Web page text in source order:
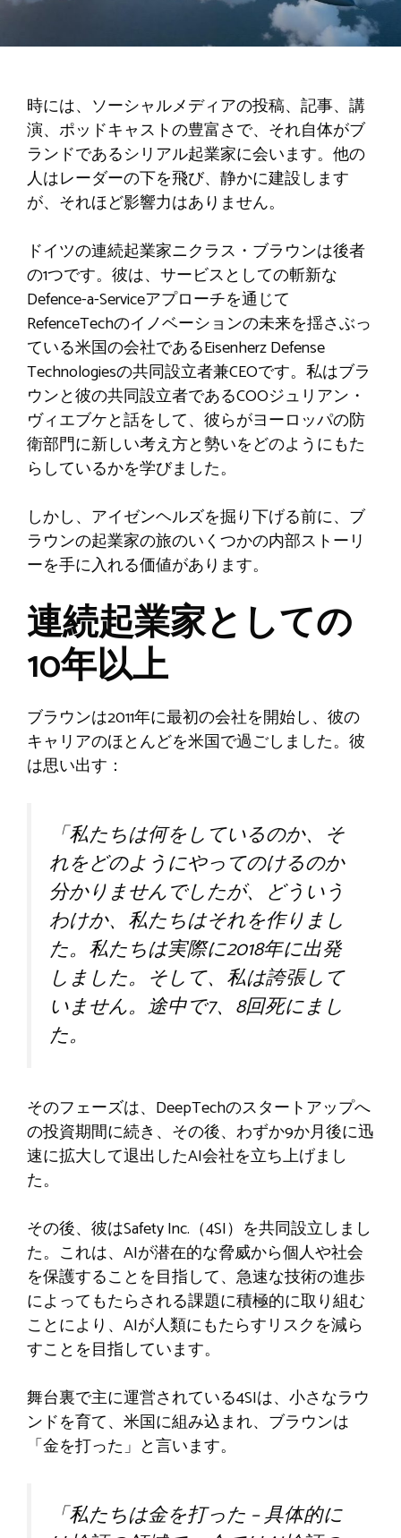
時には、ソーシャルメディアの投稿、記事、講
演、ポッドキャストの豊富さで、それ自体がブ
ランドであるシリアル起業家に会います。他の
人はレーダーの下を飛び、静かに建設します
が、それほど影響力はありません。
ドイツの連続起業家ニクラス・ブラウンは後者
の1つです。彼は、サービスとしての斬新な
Defence-a-Serviceアプローチを通じて
RefenceTechのイノベーションの未来を揺さぶっ
ている米国の会社であるEisenherz Defense
Technologiesの共同設立者兼CEOです。私はブラ
ウンと彼の共同設立者であるCOOジュリアン・
ヴィエブケと話をして、彼らがヨーロッパの防
衛部門に新しい考え方と勢いをどのようにもた
らしているかを学びました。
しかし、アイゼンヘルズを掘り下げる前に、ブ
ラウンの起業家の旅のいくつかの内部ストーリ
ーを手に入れる価値があります。
連続起業家としての
10年以上
ブラウンは2011年に最初の会社を開始し、彼の
キャリアのほとんどを米国で過ごしました。彼
は思い出す：
「私たちは何をしているのか、そ
れをどのようにやってのけるのか
分かりませんでしたが、どういう
わけか、私たちはそれを作りまし
た。私たちは実際に2018年に出発
しました。そして、私は誇張して
いません。途中で7、8回死にまし
た。
そのフェーズは、DeepTechのスタートアップへ
の投資期間に続き、その後、わずか9か月後に迅
速に拡大して退出したAI会社を立ち上げまし
た。
その後、彼はSafety Inc.（4SI）を共同設立しまし
た。これは、AIが潜在的な脅威から個人や社会
を保護することを目指して、急速な技術の進歩
によってもたらされる課題に積極的に取り組む
ことにより、AIが人類にもたらすリスクを減ら
すことを目指しています。
舞台裏で主に運営されている4SIは、小さなラウ
ンドを育て、米国に組み込まれ、ブラウンは
「金を打った」と言います。
「私たちは金を打った – 具体的に